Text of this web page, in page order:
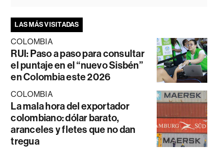
LAS MÁS VISITADAS
COLOMBIA
RUI: Paso a paso para consultar
el puntaje en el “nuevo Sisbén”
en Colombia este 2026
COLOMBIA
La mala hora del exportador
colombiano: dólar barato,
aranceles y fletes que no dan
tregua